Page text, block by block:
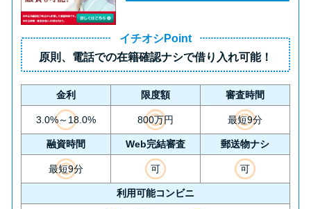
イチオシPoint
原則、 電話での在籍確認ナシで借り入れ可能！
金利 限度額 審査時間
3.0%～18.0% 800万円 最短9分
融資時間 Web完結審査 郵送物ナシ
最短9分 可 可
利用可能コンビニ